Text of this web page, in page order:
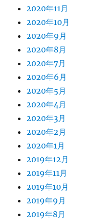
2020年11月
2020年10月
2020年9月
2020年8月
2020年7月
2020年6月
2020年5月
2020年4月
2020年3月
2020年2月
2020年1月
2019年12月
2019年11月
2019年10月
2019年9月
2019年8月